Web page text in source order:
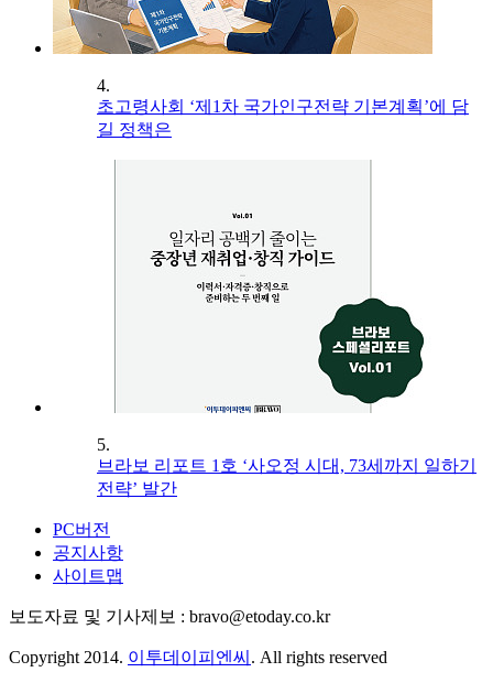
4.
초고령사회 ‘제1차 국가인구전략 기본계획’에 담
길 정책은
5.
브라보 리포트 1호 ‘사오정 시대, 73세까지 일하기
전략’ 발간
PC버전
공지사항
사이트맵
보도자료 및 기사제보 : bravo@etoday.co.kr
Copyright 2014. 이투데이피엔씨 . All rights reserved